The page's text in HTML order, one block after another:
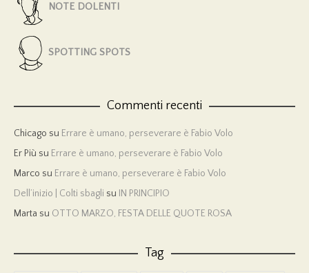
NOTE DOLENTI
SPOTTING SPOTS
Commenti recenti
Chicago su Errare è umano, perseverare è Fabio Volo
Er Più su Errare è umano, perseverare è Fabio Volo
Marco su Errare è umano, perseverare è Fabio Volo
Dell’inizio | Colti sbagli su IN PRINCIPIO
Marta su OTTO MARZO, FESTA DELLE QUOTE ROSA
Tag